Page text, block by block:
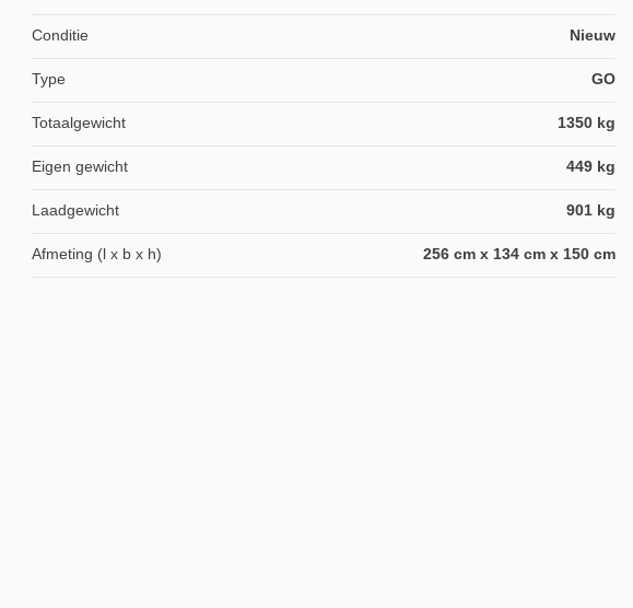
Conditie Nieuw
Type GO
Totaalgewicht 1350 kg
Eigen gewicht 449 kg
Laadgewicht 901 kg
Afmeting (l x b x h) 256 cm x 134 cm x 150 cm